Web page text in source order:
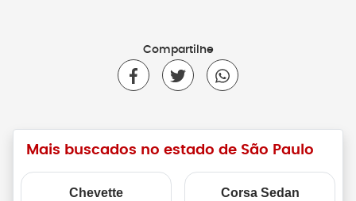
Compartilhe
Mais buscados no estado de São Paulo
Chevette Corsa Sedan